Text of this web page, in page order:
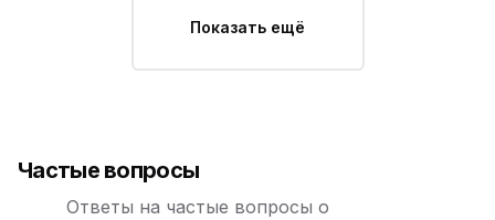
Показать ещё
Частые вопросы
Ответы на частые вопросы о